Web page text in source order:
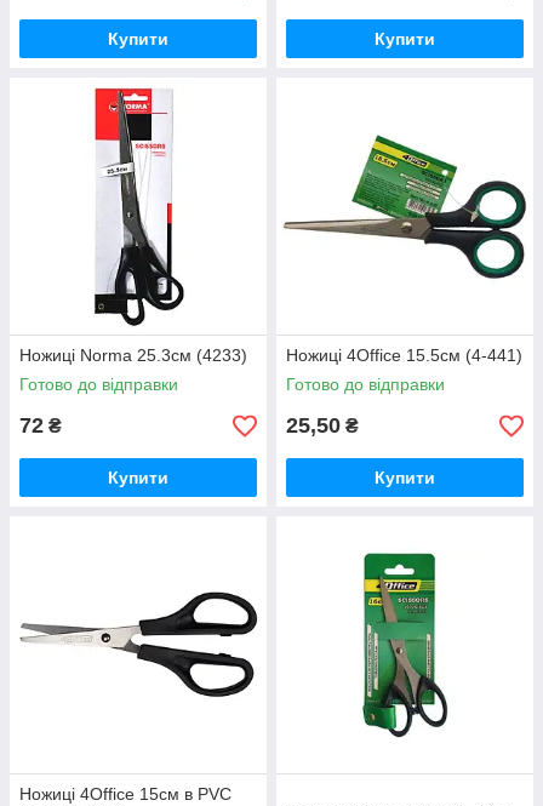
Купити Купити
Ножиці Norma 25.3см (4233)
Готово до відправки
72 ₴
Купити
Ножиці 4Office 15.5см (4-441)
Готово до відправки
25,50 ₴
Купити
Ножиці 4Office 15см в PVC